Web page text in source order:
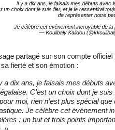
Il y a dix ans, je faisais mes débuts avec
un choix dont je suis fier, et je le ressentirai
de représenter notre
Je célèbre cet événement incroyable de
— Koulibaly Kalidou
partagé sur son compte officiel
fierté et son émotion :
a dix ans, je faisais mes débuts
C’est un choix dont je
moi, rien n’est plus spécial
Je célèbre cet événement
: un but et trois points